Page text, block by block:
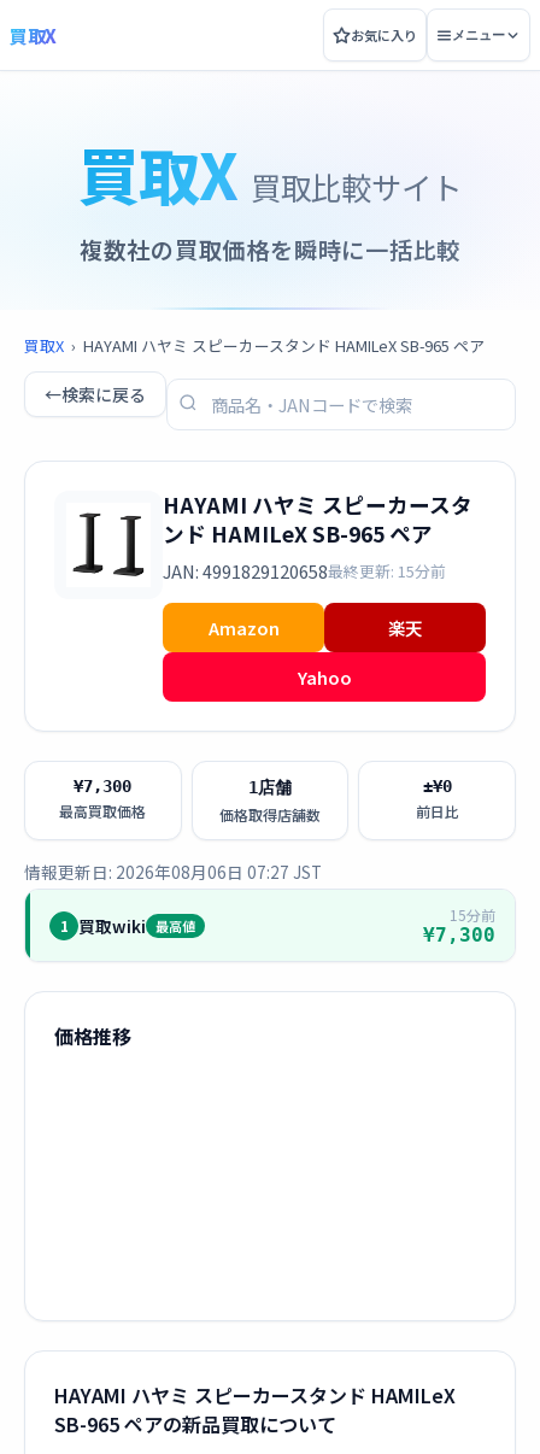
買取X お気に入り メニュー
買取X 買取比較サイト
複数社の買取価格を瞬時に一括比較
買取X › HAYAMI ハヤミ スピーカースタンド HAMILeX SB-965 ペア
←検索に戻る
HAYAMI ハヤミ スピーカースタ
ンド HAMILeX SB-965 ペア
JAN: 4991829120658最終更新: 15分前
Amazon
楽天
Yahoo
¥7,300
最高買取価格
1店舗
価格取得店舗数
±¥0
前日比
情報更新日: 2026年08月06日 07:27 JST
1 買取wiki 最高値
15分前
¥7,300
価格推移
HAYAMI ハヤミ スピーカースタンド HAMILeX
SB-965 ペアの新品買取について